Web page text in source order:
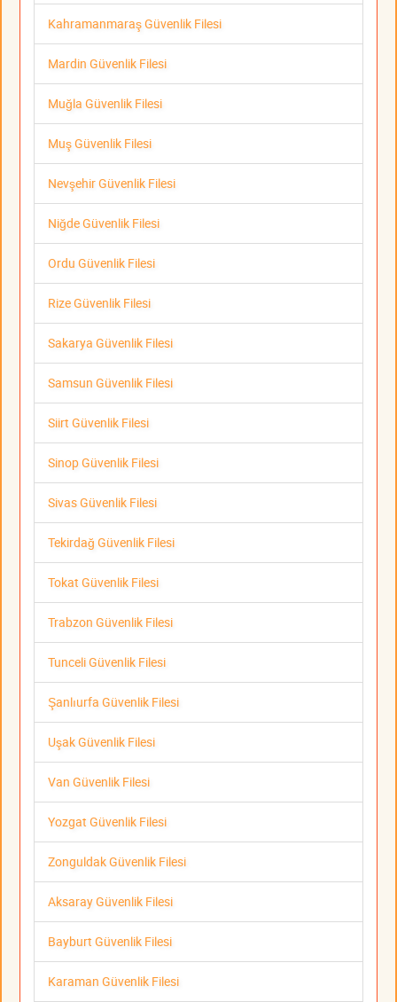
Kahramanmaraş Güvenlik Filesi
Mardin Güvenlik Filesi
Muğla Güvenlik Filesi
Muş Güvenlik Filesi
Nevşehir Güvenlik Filesi
Niğde Güvenlik Filesi
Ordu Güvenlik Filesi
Rize Güvenlik Filesi
Sakarya Güvenlik Filesi
Samsun Güvenlik Filesi
Siirt Güvenlik Filesi
Sinop Güvenlik Filesi
Sivas Güvenlik Filesi
Tekirdağ Güvenlik Filesi
Tokat Güvenlik Filesi
Trabzon Güvenlik Filesi
Tunceli Güvenlik Filesi
Şanlıurfa Güvenlik Filesi
Uşak Güvenlik Filesi
Van Güvenlik Filesi
Yozgat Güvenlik Filesi
Zonguldak Güvenlik Filesi
Aksaray Güvenlik Filesi
Bayburt Güvenlik Filesi
Karaman Güvenlik Filesi